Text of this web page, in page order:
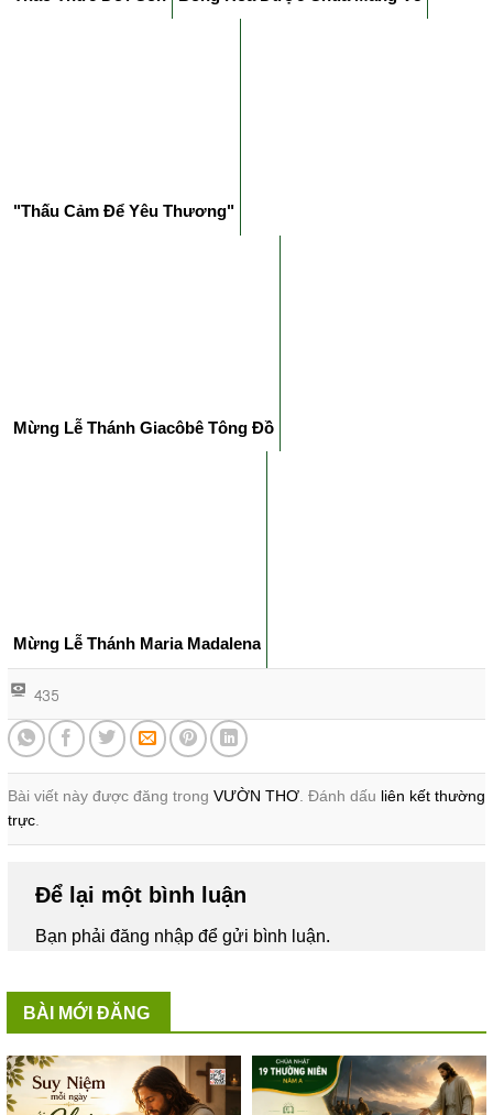
"Thấu Cảm Để Yêu Thương"
Mừng Lễ Thánh Giacôbê Tông Đồ
Mừng Lễ Thánh Maria Madalena
435
Bài viết này được đăng trong VƯỜN THƠ. Đánh dấu liên kết thường
trực.
Để lại một bình luận
Bạn phảiđăng nhậpđể gửi bình luận.
BÀI MỚI ĐĂNG